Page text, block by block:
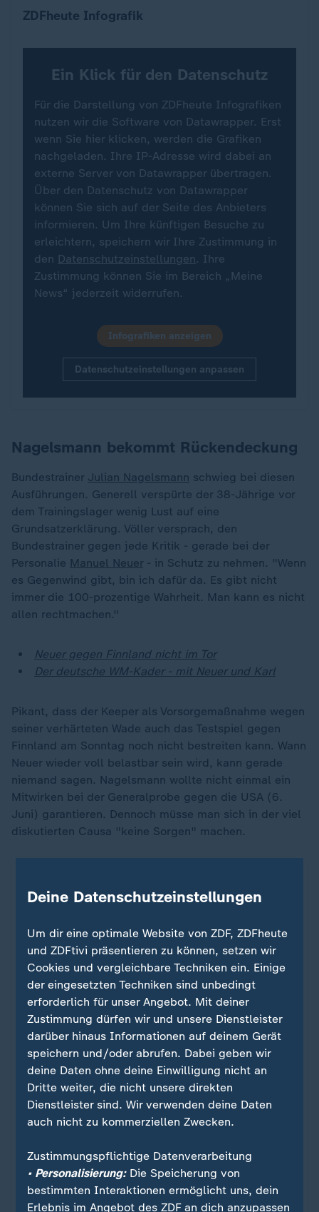
ZDFheute Infografik
Ein Klick für den Datenschutz
Für die Darstellung von ZDFheute Infografiken
nutzen wir die Software von Datawrapper. Erst
wenn Sie hier klicken, werden die Grafiken
nachgeladen. Ihre IP-Adresse wird dabei an
externe Server von Datawrapper übertragen.
Über den Datenschutz von Datawrapper
können Sie sich auf der Seite des Anbieters
informieren. Um Ihre künftigen Besuche zu
erleichtern, speichern wir Ihre Zustimmung in
den Datenschutzeinstellungen. Ihre
Zustimmung können Sie im Bereich „Meine
News“ jederzeit widerrufen.
Infografiken anzeigen
Datenschutzeinstellungen anpassen
Nagelsmann bekommt Rückendeckung
Bundestrainer Julian Nagelsmann schwieg bei diesen
Ausführungen. Generell verspürte der 38-Jährige vor
dem Trainingslager wenig Lust auf eine
Grundsatzerklärung. Völler versprach, den
Bundestrainer gegen jede Kritik - gerade bei der
Personalie Manuel Neuer - in Schutz zu nehmen. "Wenn
es Gegenwind gibt, bin ich dafür da. Es gibt nicht
immer die 100-prozentige Wahrheit. Man kann es nicht
allen rechtmachen."
Neuer gegen Finnland nicht im Tor
Der deutsche WM-Kader - mit Neuer und Karl
Pikant, dass der Keeper als Vorsorgemaßnahme wegen
seiner verhärteten Wade auch das Testspiel gegen
Finnland am Sonntag noch nicht bestreiten kann. Wann
Neuer wieder voll belastbar sein wird, kann gerade
niemand sagen. Nagelsmann wollte nicht einmal ein
Mitwirken bei der Generalprobe gegen die USA (6.
Juni) garantieren. Dennoch müsse man sich in der viel
diskutierten Causa "keine Sorgen" machen.
WM-Testspiel: Deutschland -
Finnland
Findet Bundestrainer Nagelsmann seine erste Elf?
die USA geht: Deutschland gegen Finnland - live
aus Mainz am Sonntag ab 20:15 Uhr.
Video 213:00
Deine Datenschutzeinstellungen
Um dir eine optimale Website von ZDF, ZDFheute
und ZDFtivi präsentieren zu können, setzen wir
Cookies und vergleichbare Techniken ein. Einige
der eingesetzten Techniken sind unbedingt
erforderlich für unser Angebot. Mit deiner
Zustimmung dürfen wir und unsere Dienstleister
darüber hinaus Informationen auf deinem Gerät
speichern und/oder abrufen. Dabei geben wir
deine Daten ohne deine Einwilligung nicht an
Dritte weiter, die nicht unsere direkten
Dienstleister sind. Wir verwenden deine Daten
auch nicht zu kommerziellen Zwecken.
Zustimmungspflichtige Datenverarbeitung
• Personalisierung:Die Speicherung von
bestimmten Interaktionen ermöglicht uns, dein
Erlebnis im Angebot des ZDF an dich anzupassen